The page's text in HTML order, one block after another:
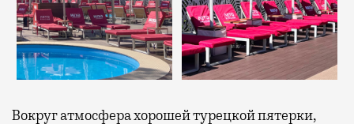
Вокруг атмосфера хорошей турецкой пятерки,